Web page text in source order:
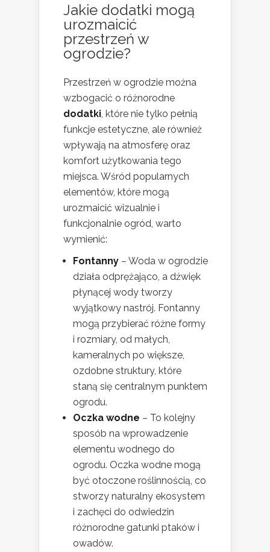
Jakie dodatki mogą
urozmaicić
przestrzeń w
ogrodzie?
Przestrzeń w ogrodzie można
wzbogacić o różnorodne
dodatki, które nie tylko pełnią
funkcje estetyczne, ale również
wpływają na atmosferę oraz
komfort użytkowania tego
miejsca. Wśród popularnych
elementów, które mogą
urozmaicić wizualnie i
funkcjonalnie ogród, warto
wymienić:
Fontanny – Woda w ogrodzie
działa odprężająco, a dźwięk
płynącej wody tworzy
wyjątkowy nastrój. Fontanny
mogą przybierać różne formy
i rozmiary, od małych,
kameralnych po większe,
ozdobne struktury, które
staną się centralnym punktem
ogrodu.
Oczka wodne – To kolejny
sposób na wprowadzenie
elementu wodnego do
ogrodu. Oczka wodne mogą
być otoczone roślinnością, co
stworzy naturalny ekosystem
i zachęci do odwiedzin
różnorodne gatunki ptaków i
owadów.